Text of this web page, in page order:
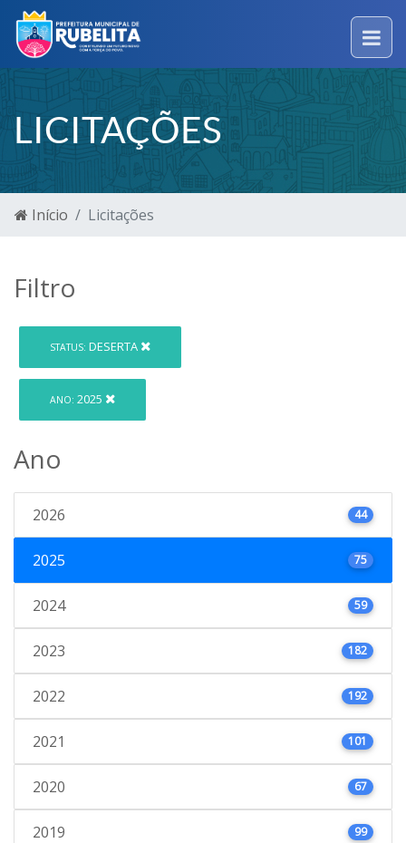
LICITAÇÕES
Início Licitações
Filtro
STATUS: DESERTA
ANO: 2025
Ano
2026 44
2025 75
2024 59
2023 182
2022 192
2021 101
2020 67
2019 99